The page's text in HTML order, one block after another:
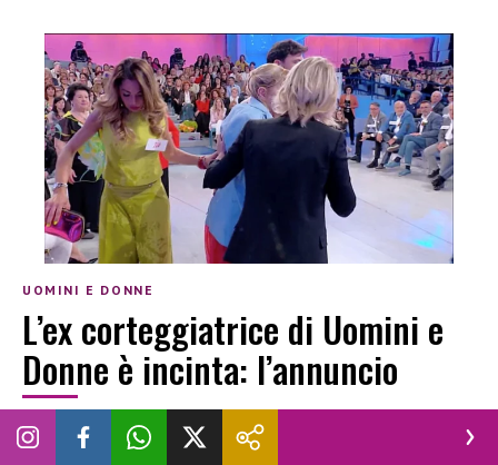
UOMINI E DONNE
L’ex corteggiatrice di Uomini e
Donne è incinta: l’annuncio
GOSSIP GRAVIDANZA UOMINI E DONNE